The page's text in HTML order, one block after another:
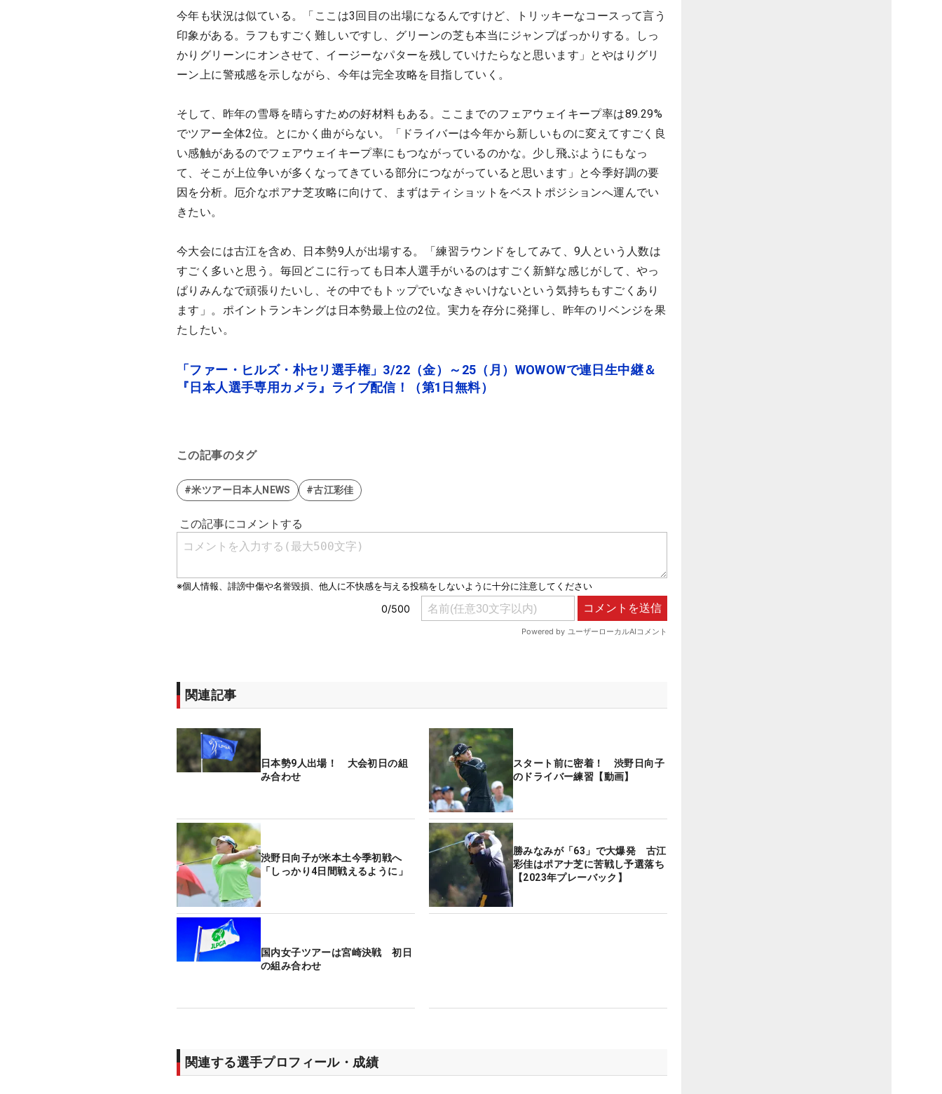
今年も状況は似ている。「ここは3回目の出場になるんですけど、トリッキーなコースって言う
印象がある。ラフもすごく難しいですし、グリーンの芝も本当にジャンプばっかりする。しっ
かりグリーンにオンさせて、イージーなパターを残していけたらなと思います」とやはりグリ
ーン上に警戒感を示しながら、今年は完全攻略を目指していく。
そして、昨年の雪辱を晴らすための好材料もある。ここまでのフェアウェイキープ率は89.29%
でツアー全体2位。とにかく曲がらない。「ドライバーは今年から新しいものに変えてすごく良
い感触があるのでフェアウェイキープ率にもつながっているのかな。少し飛ぶようにもなっ
て、そこが上位争いが多くなってきている部分につながっていると思います」と今季好調の要
因を分析。厄介なポアナ芝攻略に向けて、まずはティショットをベストポジションへ運んでい
きたい。
今大会には古江を含め、日本勢9人が出場する。「練習ラウンドをしてみて、9人という人数は
すごく多いと思う。毎回どこに行っても日本人選手がいるのはすごく新鮮な感じがして、やっ
ぱりみんなで頑張りたいし、その中でもトップでいなきゃいけないという気持ちもすごくあり
ます」。ポイントランキングは日本勢最上位の2位。実力を存分に発揮し、昨年のリベンジを果
たしたい。
「ファー・ヒルズ・朴セリ選手権」3/22（金）～25（月）WOWOWで連日生中継＆
『日本人選手専用カメラ』ライブ配信！（第1日無料）
この記事のタグ
#米ツアー日本人NEWS #古江彩佳
関連記事
日本勢9人出場！ 大会初日の組
み合わせ
スタート前に密着！ 渋野日向子
のドライバー練習【動画】
渋野日向子が米本土今季初戦へ
「しっかり4日間戦えるように」
勝みなみが「63」で大爆発 古江
彩佳はポアナ芝に苦戦し予選落ち
【2023年プレーバック】
国内女子ツアーは宮崎決戦 初日
の組み合わせ
関連する選手プロフィール・成績